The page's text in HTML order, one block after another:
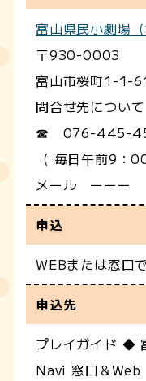
富山県民小劇場（
〒930-0003
富山市桜町1-1-
問合せ先について
☎ 076-445-
（ 毎日午前9：
メール ーーー
申込
WEBまたは窓口
申込先
プレイガイド ◆
Navi 窓口＆Web